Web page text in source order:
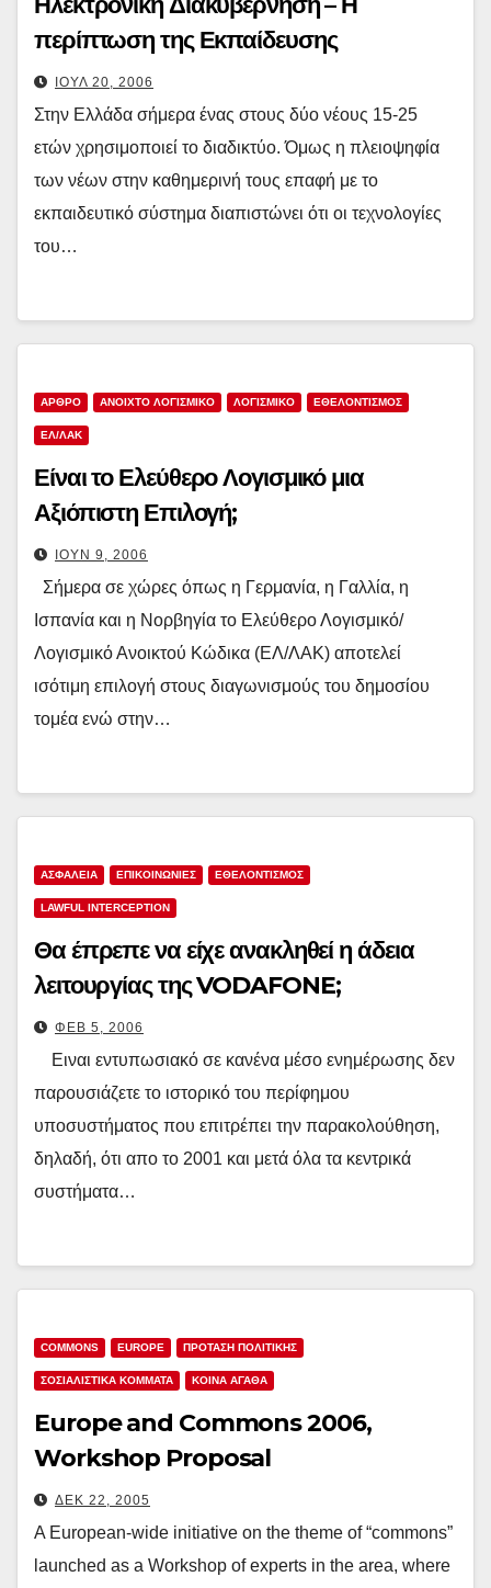
περίπτωση της Εκπαίδευσης
ΙΟΎΛ 20, 2006
Στην Ελλάδα σήμερα ένας στους δύο νέους 15-25
ετών χρησιμοποιεί το διαδικτύο. Όμως η πλειοψηφία
των νέων στην καθημερινή τους επαφή με το
εκπαιδευτικό σύστημα διαπιστώνει ότι οι τεχνολογίες
του…
ΑΡΘΡΟ ΑΝΟΙΧΤΟ ΛΟΓΙΣΜΙΚΟ ΛΟΓΙΣΜΙΚΟ ΕΘΕΛΟΝΤΙΣΜΟΣ
ΕΛ/ΛΑΚ
Είναι το Ελεύθερο Λογισμικό μια
Αξιόπιστη Επιλογή;
ΙΟΎΝ 9, 2006
Σήμερα σε χώρες όπως η Γερμανία, η Γαλλία, η
Ισπανία και η Νορβηγία το Ελεύθερο Λογισμικό/
Λογισμικό Ανοικτού Κώδικα (ΕΛ/ΛΑΚ) αποτελεί
ισότιμη επιλογή στους διαγωνισμούς του δημοσίου
τομέα ενώ στην…
ΑΣΦΑΛΕΙΑ ΕΠΙΚΟΙΝΩΝΙΕΣ ΕΘΕΛΟΝΤΙΣΜΟΣ
LAWFUL INTERCEPTION
Θα έπρεπε να είχε ανακληθεί η άδεια
λειτουργίας της VODAFONE;
ΦΕΒ 5, 2006
Ειναι εντυπωσιακό σε κανένα μέσο ενημέρωσης δεν
παρουσιάζετε το ιστορικό του περίφημου
υποσυστήματος που επιτρέπει την παρακολούθηση,
δηλαδή, ότι απο το 2001 και μετά όλα τα κεντρικά
συστήματα…
COMMONS EUROPE ΠΡΟΤΑΣΗ ΠΟΛΙΤΙΚΗΣ
ΣΟΣΙΑΛΙΣΤΙΚΆ ΚΌΜΜΑΤΑ ΚΟΙΝΑ ΑΓΑΘΑ
Europe and Commons 2006,
Workshop Proposal
ΔΕΚ 22, 2005
A European-wide initiative on the theme of “commons”
launched as a Workshop of experts in the area, where